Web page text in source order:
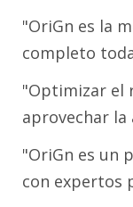
"OriGn es la
completo
"Optimizar el
aprovechar la
"OriGn es un
con expertos